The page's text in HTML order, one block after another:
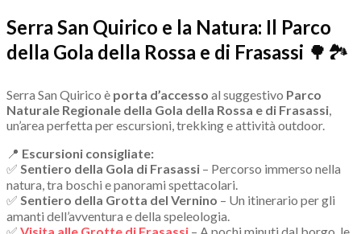
Serra San Quirico e la Natura: Il Parco
della Gola della Rossa e di Frasassi 🌳🏞
Serra San Quirico è porta d’accesso al suggestivo Parco
Naturale Regionale della Gola della Rossa e di Frasassi,
un’area perfetta per escursioni, trekking e attività outdoor.
📍 Escursioni consigliate:
✅ Sentiero della Gola di Frasassi – Percorso immerso nella
natura, tra boschi e panorami spettacolari.
✅ Sentiero della Grotta del Vernino – Un itinerario per gli
amanti dell’avventura e della speleologia.